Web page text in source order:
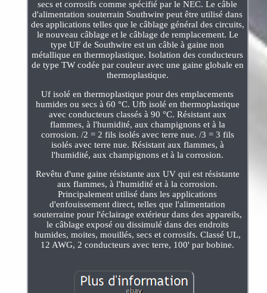
secs et corrosifs comme spécifié par le NEC. Le câble
d'alimentation souterrain Southwire peut être utilisé dans
des applications telles que le câblage général des circuits,
le nouveau câblage et le câblage de remplacement. Le
type UF de Southwire est un câble à gaine non
métallique en thermoplastique. Isolation des conducteurs
de type TW codée par couleur avec une gaine globale en
thermoplastique.
Uf isolé en thermoplastique pour des emplacements
humides ou secs à 60 °C. Ufb isolé en thermoplastique
avec conducteurs classés à 90 °C. Résistant aux
flammes, à l'humidité, aux champignons et à la
corrosion. /2 = 2 fils isolés avec terre nue. /3 = 3 fils
isolés avec terre nue. Résistant aux flammes, à
l'humidité, aux champignons et à la corrosion.
Revêtu d'une gaine résistante aux UV qui est résistante
aux flammes, à l'humidité et à la corrosion.
Principalement utilisé dans les applications
d'enfouissement direct, telles que l'alimentation
souterraine pour l'éclairage extérieur dans des appareils,
le câblage exposé ou dissimulé dans des endroits
humides, moites, mouillés, secs et corrosifs. Classé UL,
12 AWG, 2 conducteurs avec terre, 100' par bobine.